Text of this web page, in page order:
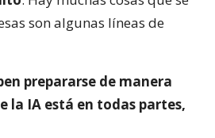
son algunas líneas de
prepararse de manera
la IA está en todas partes,